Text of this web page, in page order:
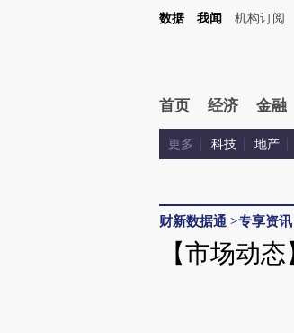
数据 我闻 机构订阅
首页 经济 金融
更多 科技 地产
财新数据通 >专享资讯
【市场动